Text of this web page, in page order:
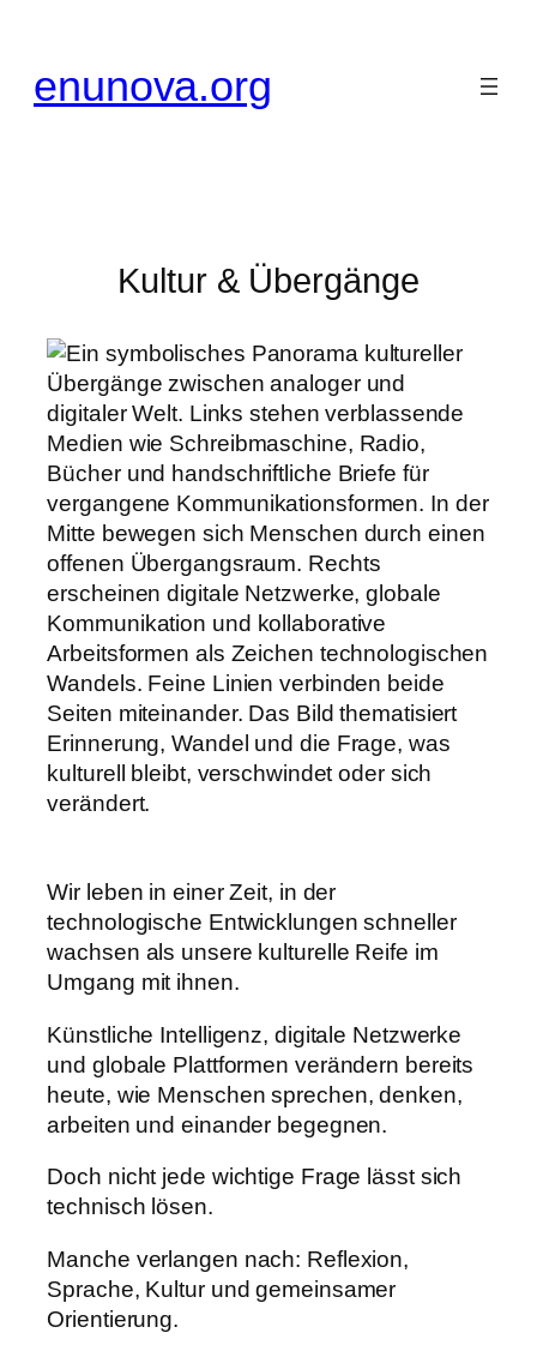
springen
enunova.org
Kultur & Übergänge
Wir leben in einer Zeit, in der
technologische Entwicklungen schneller
wachsen als unsere kulturelle Reife im
Umgang mit ihnen.
Künstliche Intelligenz, digitale Netzwerke
und globale Plattformen verändern bereits
heute, wie Menschen sprechen, denken,
arbeiten und einander begegnen.
Doch nicht jede wichtige Frage lässt sich
technisch lösen.
Manche verlangen nach: Reflexion,
Sprache, Kultur und gemeinsamer
Orientierung.